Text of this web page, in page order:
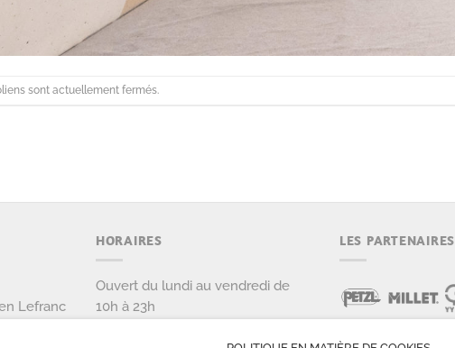
sont actuellement fermés.
Lefranc
HORAIRES
Ouvert du lundi au vendredi de
10h à 23h
LES PARTENAIRES